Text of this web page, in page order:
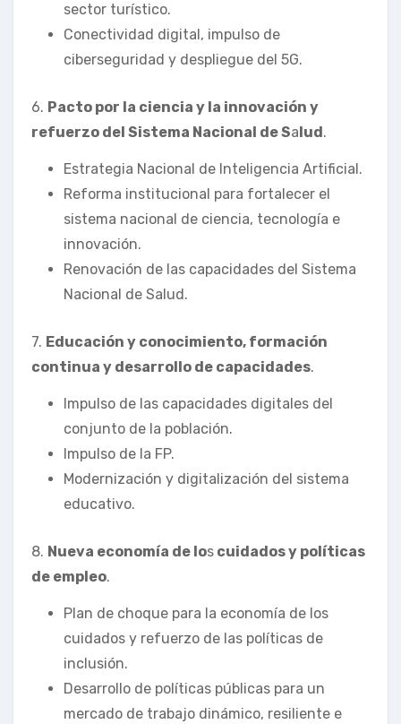
sector turístico.
Conectividad digital, impulso de
ciberseguridad y despliegue del 5G.
6. Pacto por la ciencia y la innovación y
refuerzo del Sistema Nacional de Salud.
Estrategia Nacional de Inteligencia Artificial.
Reforma institucional para fortalecer el
sistema nacional de ciencia, tecnología e
innovación.
Renovación de las capacidades del Sistema
Nacional de Salud.
7. Educación y conocimiento, formación
continua y desarrollo de capacidades.
Impulso de las capacidades digitales del
conjunto de la población.
Impulso de la FP.
Modernización y digitalización del sistema
educativo.
8. Nueva economía de los cuidados y políticas
de empleo.
Plan de choque para la economía de los
cuidados y refuerzo de las políticas de
inclusión.
Desarrollo de políticas públicas para un
mercado de trabajo dinámico, resiliente e